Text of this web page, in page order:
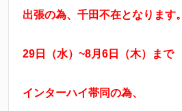
出張の為、千田不在となります。
29日（水）~8月6日（木）まで
インターハイ帯同の為、